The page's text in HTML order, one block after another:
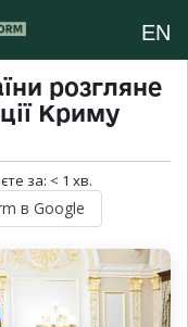
EN
розгляне
Криму
за: < 1 хв.
в Google